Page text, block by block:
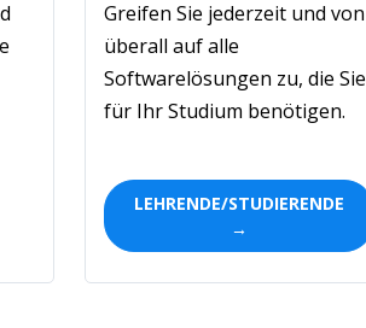
Greifen Sie jederzeit und von
überall auf alle
Softwarelösungen zu, die Sie
für Ihr Studium benötigen.
LEHRENDE/STUDIERENDE
→